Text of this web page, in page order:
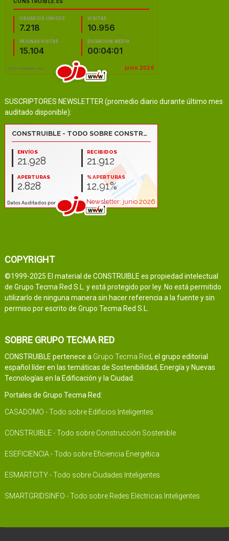
SUSCRIPTORES NEWSLETTER (promedio diario durante último mes
auditado disponible):
COPYRIGHT
©1999-2025 El material de CONSTRUIBLE es propiedad intelectual
de Grupo Tecma Red S.L. y está protegido por ley. No está permitido
utilizarlo de ninguna manera sin hacer referencia a la fuente y sin
permiso por escrito de Grupo Tecma Red S.L.
SOBRE GRUPO TECMA RED
CONSTRUIBLE pertenece a Grupo Tecma Red, el grupo editorial
español líder en las temáticas de Sostenibilidad, Energía y Nuevas
Tecnologías en la Edificación y la Ciudad.
Portales de Grupo Tecma Red:
CASADOMO - Todo sobre Edificios Inteligentes
CONSTRUIBLE - Todo sobre Construcción Sostenible
ESEFICIENCIA - Todo sobre Eficiencia Energética
ESMARTCITY - Todo sobre Ciudades Inteligentes
SMARTGRIDSINFO - Todo sobre Redes Eléctricas Inteligentes